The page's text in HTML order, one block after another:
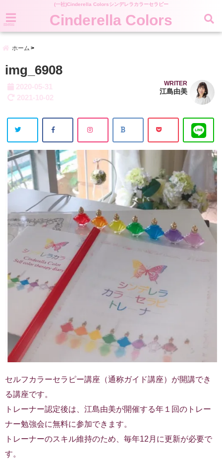
(一社)Cinderella Colorsシンデレラカラーセラピー
menu Cinderella Colors
ホーム
img_6908
2020-05-31
2021-10-02
WRITER
江島由美
セルフカラーセラピー講座（通称ガイド講座）が開講でき
る講座です。
トレーナー認定後は、江島由美が開催する年１回のトレー
ナー勉強会に無料に参加できます。
トレーナーのスキル維持のため、毎年12月に更新が必要で
す。